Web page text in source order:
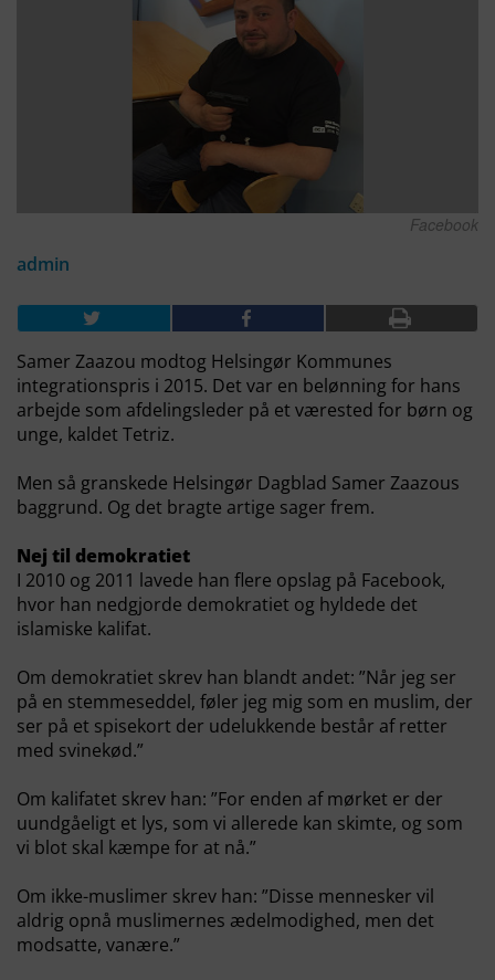
Facebook
admin
Samer Zaazou modtog Helsingør Kommunes
integrationspris i 2015. Det var en belønning for hans
arbejde som afdelingsleder på et værested for børn og
unge, kaldet Tetriz.
Men så granskede Helsingør Dagblad Samer Zaazous
baggrund. Og det bragte artige sager frem.
Nej til demokratiet
I 2010 og 2011 lavede han flere opslag på Facebook,
hvor han nedgjorde demokratiet og hyldede det
islamiske kalifat.
Om demokratiet skrev han blandt andet: ”Når jeg ser
på en stemmeseddel, føler jeg mig som en muslim, der
ser på et spisekort der udelukkende består af retter
med svinekød.”
Om kalifatet skrev han: ”For enden af mørket er der
uundgåeligt et lys, som vi allerede kan skimte, og som
vi blot skal kæmpe for at nå.”
Om ikke-muslimer skrev han: ”Disse mennesker vil
aldrig opnå muslimernes ædelmodighed, men det
modsatte, vanære.”